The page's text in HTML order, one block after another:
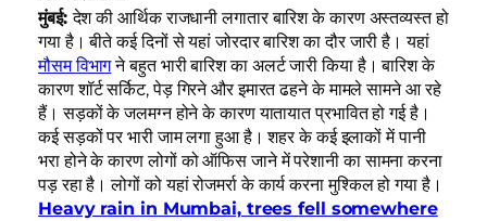
मुंबई:देश की आर्थिक राजधानी लगातार बारिश के कारण अस्तव्यस्त हो
गया है। बीते कई दिनों से यहां जोरदार बारिश का दौर जारी है। यहां
मौसम विभागने बहुत भारी बारिश का अलर्ट जारी किया है। बारिश के
कारण शॉर्ट सर्किट, पेड़ गिरने और इमारत ढहने के मामले सामने आ रहे
हैं। सड़कों के जलमग्न होने के कारण यातायात प्रभावित हो गई है।
कई सड़कों पर भारी जाम लगा हुआ है। शहर के कई इलाकों में पानी
भरा होने के कारण लोगों को ऑफिस जाने में परेशानी का सामना करना
पड़ रहा है। लोगों को यहां रोजमर्रा के कार्य करना मुश्किल हो गया है।
Heavy rain in Mumbai, trees fell somewhere